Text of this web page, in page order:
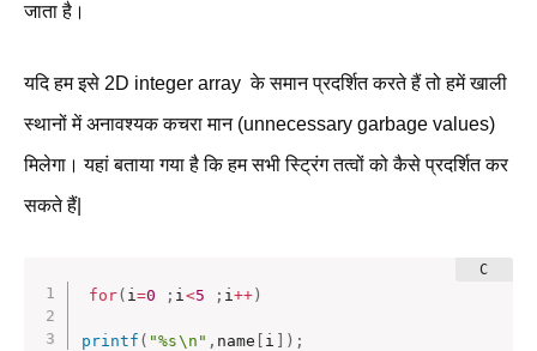
जाता है।
यदि हम इसे 2D integer array के समान प्रदर्शित करते हैं तो हमें खाली
स्थानों में अनावश्यक कचरा मान (unnecessary garbage values)
मिलेगा। यहां बताया गया है कि हम सभी स्ट्रिंग तत्वों को कैसे प्रदर्शित कर
सकते हैं|
for( i=0 ; i<5 ; i++ )
printf ( "%s\n" , name i ) ;